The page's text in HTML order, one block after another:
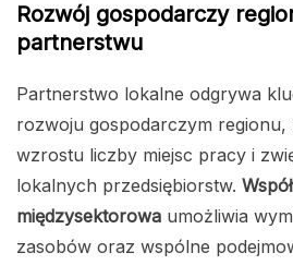
Rozwój gospodarczy
partnerstwu
Partnerstwo lokalne odgrywa
rozwoju gospodarczym regionu,
wzrostu liczby miejsc pracy i
lokalnych przedsiębiorstw.
międzysektorowa umożliwia
zasobów oraz wspólne